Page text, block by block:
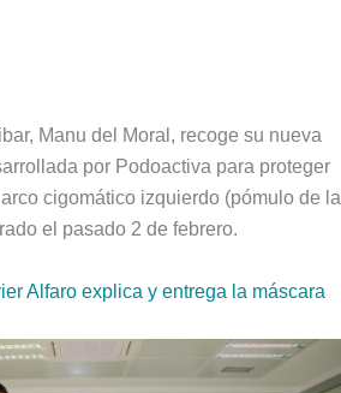
Manu del Moral, recoge su nueva
por Podoactiva para proteger
cigomático izquierdo (pómulo de la
el pasado 2 de febrero.
Alfaro explica y entrega la máscara